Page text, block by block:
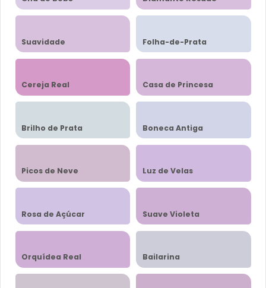
Suavidade Folha-de-Prata
Cereja Real Casa de Princesa
Brilho de Prata Boneca Antiga
Picos de Neve Luz de Velas
Rosa de Açúcar Suave Violeta
Orquídea Real Bailarina